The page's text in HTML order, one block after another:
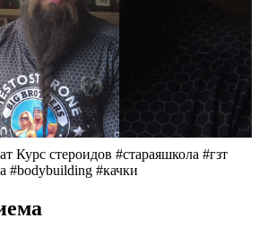
Курс стероидов #стараяшкола #гзт
#bodybuilding #качки